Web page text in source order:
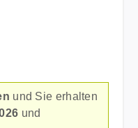
und Sie erhalten
und